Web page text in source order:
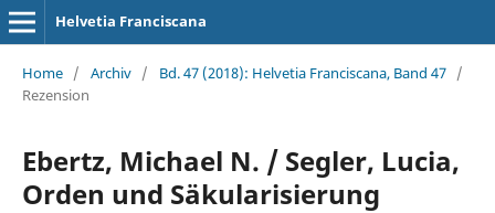
Helvetia Franciscana
Home / Archiv / Bd. 47 (2018): Helvetia Franciscana, Band 47 /
Rezension
Ebertz, Michael N. / Segler, Lucia,
Orden und Säkularisierung